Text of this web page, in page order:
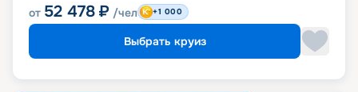
от 52 478 ₽ /чел +1 000
Выбрать круиз